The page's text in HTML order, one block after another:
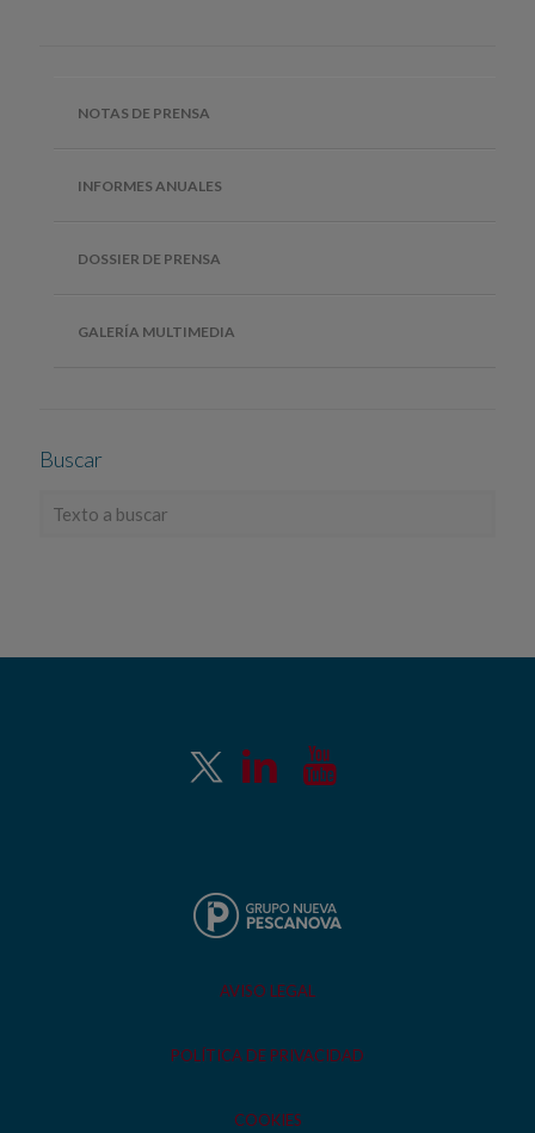
NOTAS DE PRENSA
INFORMES ANUALES
DOSSIER DE PRENSA
GALERÍA MULTIMEDIA
Buscar
AVISO LEGAL
POLÍTICA DE PRIVACIDAD
COOKIES